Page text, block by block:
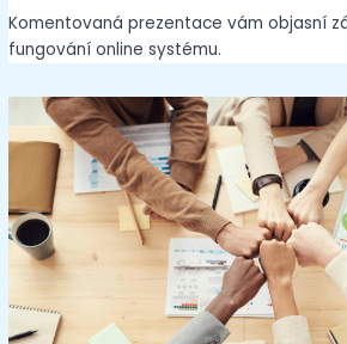
Komentovaná prezentace vám objasní
fungování online systému.